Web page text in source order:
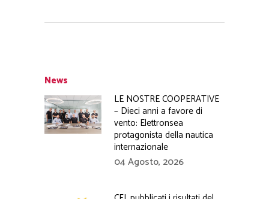
News
LE NOSTRE COOPERATIVE
– Dieci anni a favore di
vento: Elettronsea
protagonista della nautica
internazionale
04 Agosto, 2026